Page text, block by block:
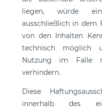
liegen, würde
ausschließlich in dem
von den Inhalten
technisch möglich
Nutzung im Falle
verhindern.
Diese
innerhalb des